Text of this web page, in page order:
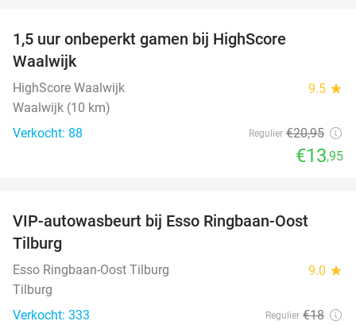
1,5 uur onbeperkt gamen bij HighScore
Waalwijk
HighScore Waalwijk 9.5 star
Waalwijk (10 km)
Verkocht: 88
Regulier €20,95
€13,95
42%
VIP-autowasbeurt bij Esso Ringbaan-Oost
Tilburg
Esso Ringbaan-Oost Tilburg 9.0 star
Tilburg
Verkocht: 333
Regulier €18